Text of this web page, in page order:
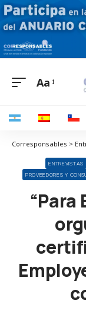
Aa
ENTREVISTAS
PROVEEDORES Y
“Para